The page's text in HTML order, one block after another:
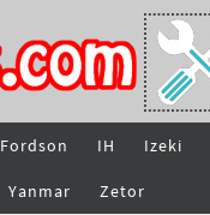
Fordson IH Izeki
Yanmar Zetor